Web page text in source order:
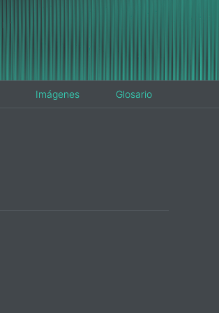
Imágenes Glosario